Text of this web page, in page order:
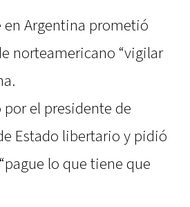
Argentina prometió
norteamericano “vigilar
el presidente de
Estado libertario y pidió
lo que tiene que